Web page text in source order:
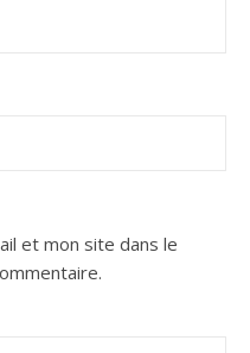
et mon site dans le